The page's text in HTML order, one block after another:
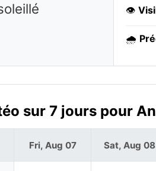
👁️
🌧️
sur 7 jours pour
Fri, Aug 07 Sat, Aug 08